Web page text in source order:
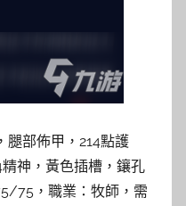
腿部佈甲，214點護
精神，黃色插槽，鑲孔
75，職業：牧師，需